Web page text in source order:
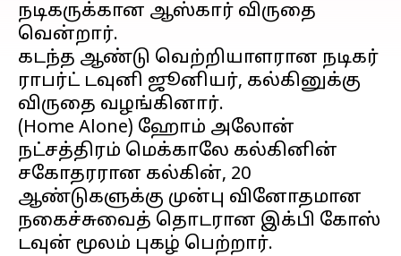
நடிகருக்கான ஆஸ்கார் விருதை
வென்றார்.
கடந்த ஆண்டு வெற்றியாளரான நடிகர்
ராபர்ட் டவுனி ஜூனியர், கல்கினுக்கு
விருதை வழங்கினார்.
(Home Alone) ஹோம் அலோன்
நட்சத்திரம் மெக்காலே கல்கினின்
சகோதரரான கல்கின், 20
ஆண்டுகளுக்கு முன்பு வினோதமான
நகைச்சுவைத் தொடரான ​​இக்பி கோஸ்
டவுன் மூலம் புகழ் பெற்றார்.